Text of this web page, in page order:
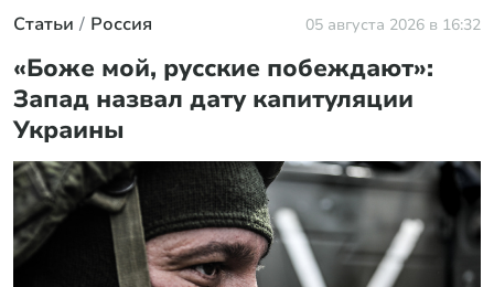
Статьи Россия 05 августа 2026 в 16:32
«Боже мой, русские побеждают»:
Запад назвал дату капитуляции
Украины